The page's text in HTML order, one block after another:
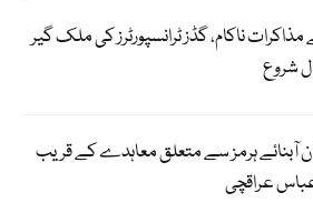
ناکام، گڈز ٹرانسپورٹرز کی ملک گیر
شروع
آبنائے ہرمز سے متعلق معاہدے کے قریب
عراقچی